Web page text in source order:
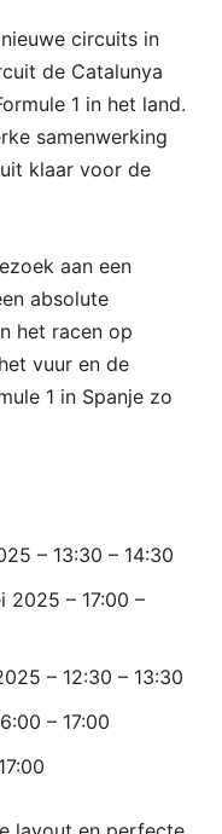
circuits in
de Catalunya
1 in het land.
samenwerking
klaar voor de
aan een
absolute
het racen op
vuur en de
1 in Spanje zo
– 13:30 – 14:30
2025 – 17:00 –
– 12:30 – 13:30
– 17:00